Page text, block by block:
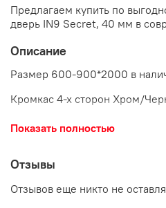
Предлагаем купить по
дверь IN9 Secret, 40 мм в
Описание
Размер 600-900*2000 в
Кромкас 4-х сторон Хром/
*Цена включает в себя:
магнитная сантехническая,
Показать полностью
Отзывы
Отзывов еще никто не